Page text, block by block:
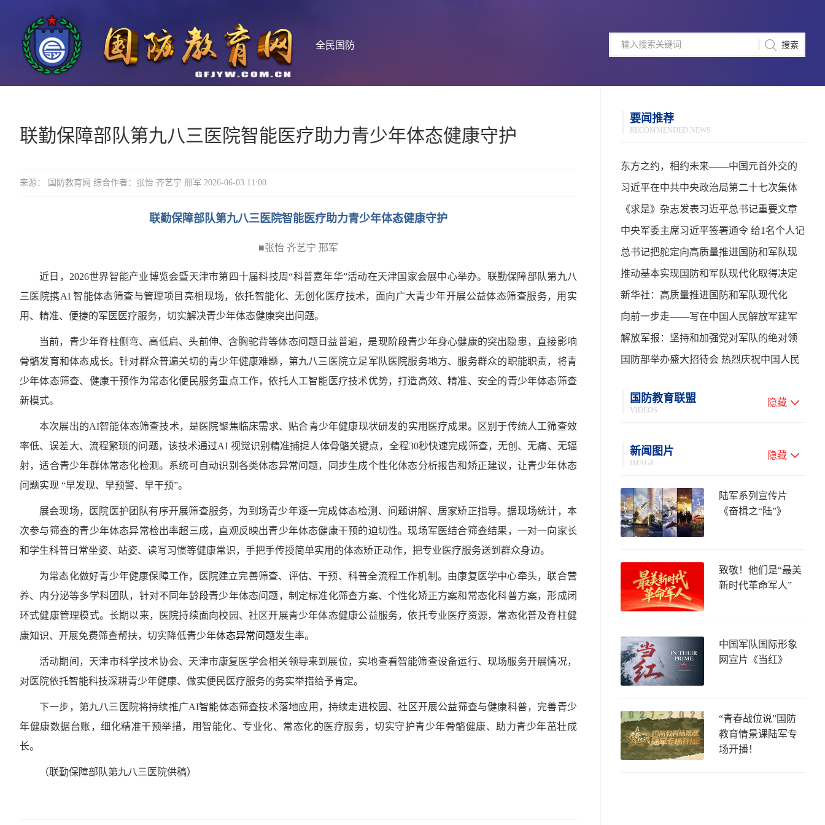
全民国防
​联勤保障部队第九八三医院智能医疗助力青少年体态健康守护
来源： 国防教育网 综合作者：张怡 齐艺宁 邢军 2026-06-03 11:00
联勤保障部队第九八三医院智能医疗助力青少年体态健康守护
■张怡 齐艺宁 邢军
近日，2026世界智能产业博览会暨天津市第四十届科技周“科普嘉年华”活动在天津国家会展中心举办。联勤保障部队第九八
三医院携AI 智能体态筛查与管理项目亮相现场，依托智能化、无创化医疗技术，面向广大青少年开展公益体态筛查服务，用实
用、精准、便捷的军医医疗服务，切实解决青少年体态健康突出问题。
当前，青少年脊柱侧弯、高低肩、头前伸、含胸驼背等体态问题日益普遍，是现阶段青少年身心健康的突出隐患，直接影响
骨骼发育和体态成长。针对群众普遍关切的青少年健康难题，第九八三医院立足军队医院服务地方、服务群众的职能职责，将青
少年体态筛查、健康干预作为常态化便民服务重点工作，依托人工智能医疗技术优势，打造高效、精准、安全的青少年体态筛查
新模式。
本次展出的AI智能体态筛查技术，是医院聚焦临床需求、贴合青少年健康现状研发的实用医疗成果。区别于传统人工筛查效
率低、误差大、流程繁琐的问题，该技术通过AI 视觉识别精准捕捉人体骨骼关键点，全程30秒快速完成筛查，无创、无痛、无辐
射，适合青少年群体常态化检测。系统可自动识别各类体态异常问题，同步生成个性化体态分析报告和矫正建议，让青少年体态
问题实现 “早发现、早预警、早干预”。
展会现场，医院医护团队有序开展筛查服务，为到场青少年逐一完成体态检测、问题讲解、居家矫正指导。据现场统计，本
次参与筛查的青少年体态异常检出率超三成，直观反映出青少年体态健康干预的迫切性。现场军医结合筛查结果，一对一向家长
和学生科普日常坐姿、站姿、读写习惯等健康常识，手把手传授简单实用的体态矫正动作，把专业医疗服务送到群众身边。
为常态化做好青少年健康保障工作，医院建立完善筛查、评估、干预、科普全流程工作机制。由康复医学中心牵头，联合营
养、内分泌等多学科团队，针对不同年龄段青少年体态问题，制定标准化筛查方案、个性化矫正方案和常态化科普方案，形成闭
环式健康管理模式。长期以来，医院持续面向校园、社区开展青少年体态健康公益服务，依托专业医疗资源，常态化普及脊柱健
康知识、开展免费筛查帮扶，切实降低青少年体态异常问题发生率。
活动期间，天津市科学技术协会、天津市康复医学会相关领导来到展位，实地查看智能筛查设备运行、现场服务开展情况，
对医院依托智能科技深耕青少年健康、做实便民医疗服务的务实举措给予肯定。
下一步，第九八三医院将持续推广AI智能体态筛查技术落地应用，持续走进校园、社区开展公益筛查与健康科普，完善青少
年健康数据台账，细化精准干预举措，用智能化、专业化、常态化的医疗服务，切实守护青少年骨骼健康、助力青少年茁壮成
长。
（联勤保障部队第九八三医院供稿）
要闻推荐
RECOMMENDED NEWS
东方之约，相约未来——中国元首外交的
世界情怀与大国气派
习近平在中共中央政治局第二十七次集体
学习时强调 强化政治引领 深化创新发展 高
质量推进国防和军队现代化
《求是》杂志发表习近平总书记重要文章
中央军委主席习近平签署通令 给1名个人记
功
总书记把舵定向高质量推进国防和军队现
代化
推动基本实现国防和军队现代化取得决定
性进展——学习贯彻习主席在中共中央政
治局第二十七次集体学习时的重要讲话
新华社：高质量推进国防和军队现代化
向前一步走——写在中国人民解放军建军
99周年之际
解放军报：坚持和加强党对军队的绝对领
导 高质量推进国防和军队现代化
国防部举办盛大招待会 热烈庆祝中国人民
国防教育联盟
VIDEOS
隐藏
新闻图片
IMAGE
隐藏
陆军系列宣传片
《奋楫之“陆”》
致敬！他们是“最美
新时代革命军人”
中国军队国际形象
网宣片《当红》
“青春战位说”国防
教育情景课陆军专
场开播！